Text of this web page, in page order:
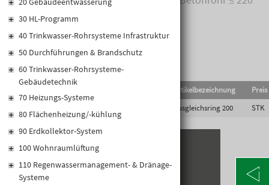
30 HL-Programm
40 Trinkwasser-Rohrsysteme Infrastruktur
50 Durchführungen & Brandschutz
60 Trinkwasser-Rohrsysteme-
Gebäudetechnik
70 Heizungs-Systeme
80 Flächenheizung/-kühlung
90 Erdkollektor-System
100 Wohnraumlüftung
110 Regenwassermanagement- & Dränage-
Systeme
Artikelbezeichnung
Ausgleichsring 200 STK
KONTAKT